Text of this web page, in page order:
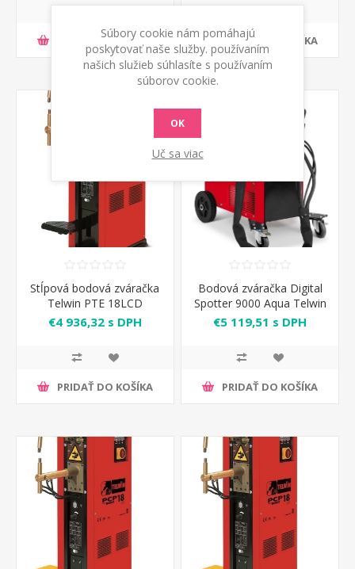
PRIDAŤ DO KOŠÍKA PRIDAŤ DO KOŠÍKA
Stĺpová bodová zváračka
Telwin PTE 18LCD
ramená 700 mm
€4 936,32 s DPH
PRIDAŤ DO KOŠÍKA
Bodová zváračka Digital
Spotter 9000 Aqua Telwin
€5 119,51 s DPH
PRIDAŤ DO KOŠÍKA
Súbory cookie nám pomáhajú
poskytovať naše služby. používaním
našich služieb súhlasíte s používaním
súborov cookie.
OK
Uč sa viac